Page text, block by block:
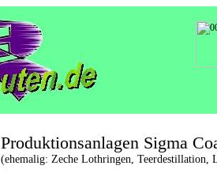
Produktionsanlagen Sigma
(ehemalig: Zeche Lothringen, Teerdestillation,